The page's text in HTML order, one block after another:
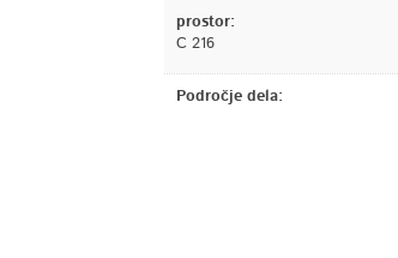
prostor:
C 216
Področje dela: